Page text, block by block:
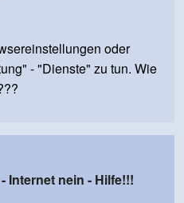
oder
- "Dienste" zu tun. Wie
Internet nein - Hilfe!!!